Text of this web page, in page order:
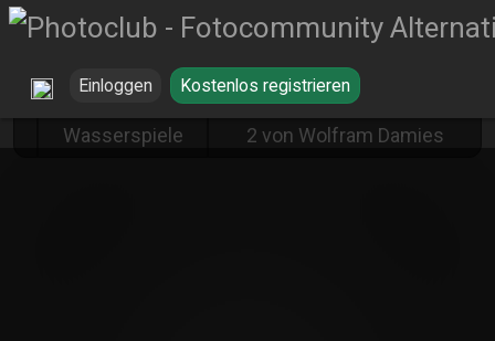
Einloggen Kostenlos registrieren
Brunnen /
Wasserspiele
Brunnen ohne Wasser
2 von Wolfram Damies